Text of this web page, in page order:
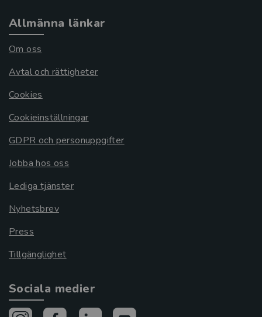
Allmänna länkar
Om oss
Avtal och rättigheter
Cookies
Cookieinställningar
GDPR och personuppgifter
Jobba hos oss
Lediga tjänster
Nyhetsbrev
Press
Tillgänglighet
Sociala medier